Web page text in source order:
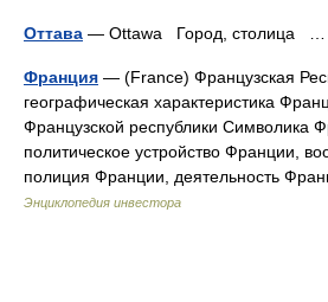
Оттава — Ottawa Город, столица
Франция — (France) Французская
географическая характеристика
Французской республики Символика
политическое устройство Франции,
полиция Франции, деятельность
Энциклопедия инвестора